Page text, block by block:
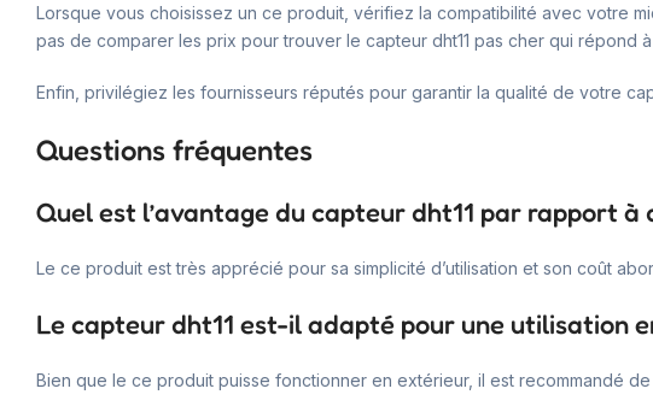
Lorsque vous choisissez un ce produit, vérifiez la compatibilité avec votre
pas de comparer les prix pour trouver le capteur dht11 pas cher qui répond
Enfin, privilégiez les fournisseurs réputés pour garantir la qualité de votre
Questions fréquentes
Quel est l’avantage du capteur dht11 par rapport à
Le ce produit est très apprécié pour sa simplicité d’utilisation et son coût
Le capteur dht11 est-il adapté pour une utilisation
Bien que le ce produit puisse fonctionner en extérieur, il est recommandé